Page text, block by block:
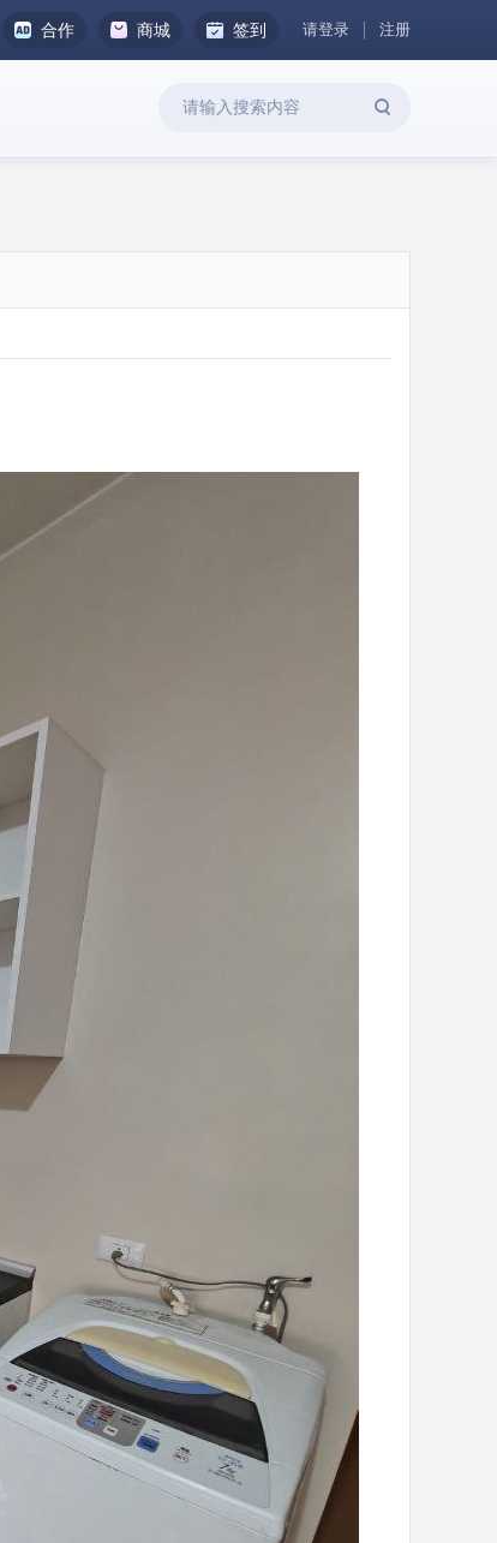
合作 商城 签到 请登录 注册